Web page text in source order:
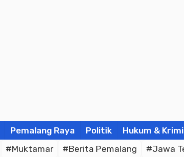
Pemalang Raya Politik Hukum &
#Muktamar #Berita Pemalang #Jawa